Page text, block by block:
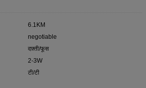
6.1KM
negotiable
दफ़्ती/फूस
2-3W
टी/टी